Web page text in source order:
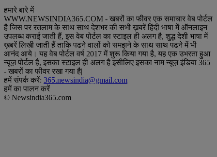
हमारे बारे में
WWW.NEWSINDIA365.COM - खबरों का फीवर एक समाचार वेब पोर्टल
है जिस पर रतलाम के साथ साथ देशभर की सभी ख़बरें हिंदी भाषा में ऑनलाइन
उपलब्ध कराई जाती हैं, इस वेब पोर्टल का स्टाइल ही अलग है, शुद्ध देशी भाषा में
ख़बरें लिखी जाती हैं ताकि पढने वालों को समझने के साथ साथ पढने में भी
आनंद आये। यह वेब पोर्टल वर्ष 2017 में शुरू किया गया है, यह एक उभरता हुआ
न्यूज़ पोर्टल है, इसका स्टाइल ही अलग है इसीलिए इसका नाम न्यूज़ इंडिया 365
- खबरों का फीवर रखा गया है|
हमें संपर्क करें: 365.newsindia@gmail.com
हमें का पालन करें
© Newsindia365.com